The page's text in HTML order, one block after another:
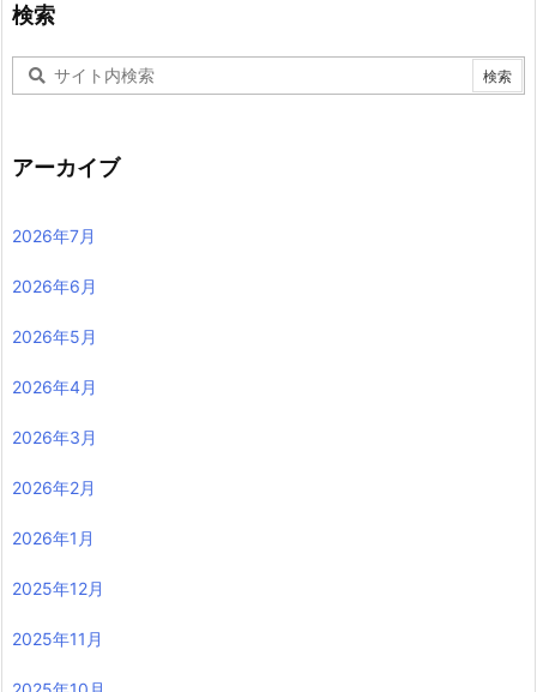
検索
アーカイブ
2026年7月
2026年6月
2026年5月
2026年4月
2026年3月
2026年2月
2026年1月
2025年12月
2025年11月